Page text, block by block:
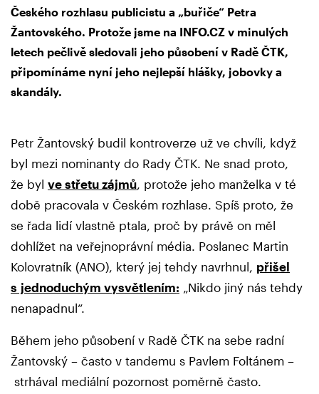
Českého rozhlasu publicistu a „buřiče“ Petra
Žantovského. Protože jsme na INFO.CZ v minulých
letech pečlivě sledovali jeho působení v Radě ČTK,
připomínáme nyní jeho nejlepší hlášky, jobovky a
skandály.
Petr Žantovský budil kontroverze už ve chvíli, když
byl mezi nominanty do Rady ČTK. Ne snad proto,
že byl ve střetu zájmů, protože jeho manželka v té
době pracovala v Českém rozhlase. Spíš proto, že
se řada lidí vlastně ptala, proč by právě on měl
dohlížet na veřejnoprávní média. Poslanec Martin
Kolovratník (ANO), který jej tehdy navrhnul, přišel
s jednoduchým vysvětlením: „Nikdo jiný nás tehdy
nenapadnul“.
Během jeho působení v Radě ČTK na sebe radní
Žantovský – často v tandemu s Pavlem Foltánem –
strhával mediální pozornost poměrně často.